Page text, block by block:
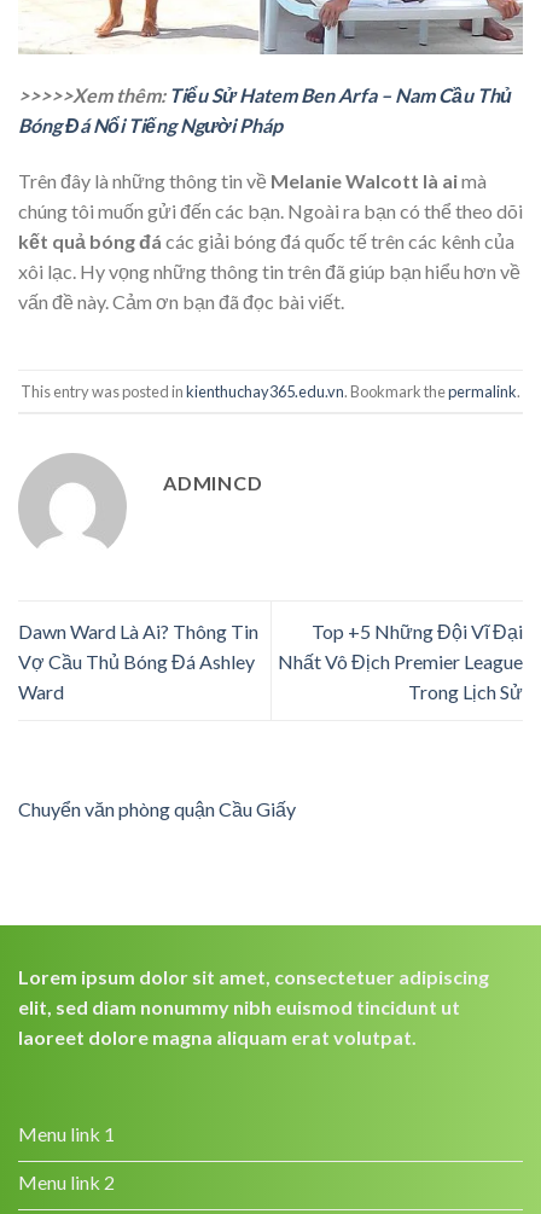
>>>>>Xem thêm: Tiểu Sử Hatem Ben Arfa – Nam Cầu Thủ
Bóng Đá Nổi Tiếng Người Pháp
Trên đây là những thông tin về Melanie Walcott là aimà
chúng tôi muốn gửi đến các bạn. Ngoài ra bạn có thể theo dõi
kết quả bóng đá các giải bóng đá quốc tế trên các kênh của
xôi lạc. Hy vọng những thông tin trên đã giúp bạn hiểu hơn về
vấn đề này. Cảm ơn bạn đã đọc bài viết.
This entry was posted inkienthuchay365.edu.vn. Bookmark thepermalink.
ADMINCD
Dawn Ward Là Ai? Thông Tin
Vợ Cầu Thủ Bóng Đá Ashley
Ward
Top +5 Những Đội Vĩ Đại
Nhất Vô Địch Premier League
Trong Lịch Sử
Chuyển văn phòng quận Cầu Giấy
Lorem ipsum dolor sit amet, consectetuer adipiscing
elit, sed diam nonummy nibh euismod tincidunt ut
laoreet dolore magna aliquam erat volutpat.
Menu link 1
Menu link 2